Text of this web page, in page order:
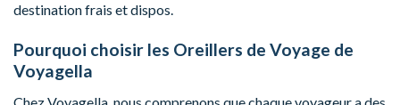
destination frais et dispos.
Pourquoi choisir les Oreillers de Voyage de
Voyagella